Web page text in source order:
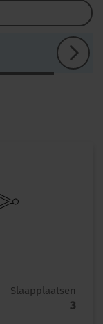
Slaapplaatsen
3